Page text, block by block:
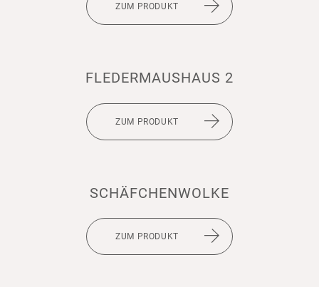
ZUM PRODUKT
FLEDER­MAUS­HAUS 2
ZUM PRODUKT
SCHÄFCHEN­WOLKE
ZUM PRODUKT